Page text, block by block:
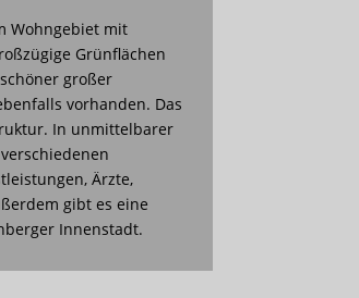
Wohngebiet mit
Grünflächen
großer
vorhanden. Das
In unmittelbarer
Ärzte,
gibt es eine
Innenstadt.